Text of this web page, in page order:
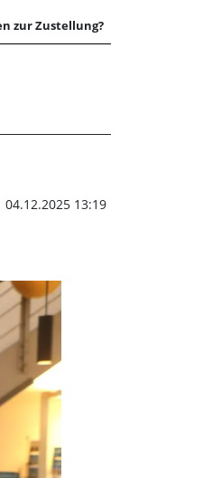
zur Zustellung?
in der
04.12.2025 13:19